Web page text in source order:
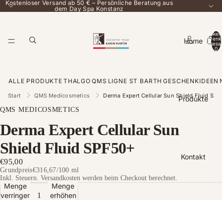
Kostenloser Versand ab 50 € – Persönliche Beratung aus
dem Day Spa Konstanz
Home
Produkte
Kontakt
Artikel
0
ALLE PRODUKTE THALGO QMS LIGNE ST BARTH GESCHENKIDEEN
Start QMS Medicosmetics Derma Expert Cellular Sun Shield Fluid
QMS MEDICOSMETICS
Derma Expert Cellular Sun
Shield Fluid SPF50+
€95,00
Grundpreis€316,67/100 ml
Inkl. Steuern. Versandkosten werden beim Checkout berechnet.
Menge
verringern
Menge
erhöhen